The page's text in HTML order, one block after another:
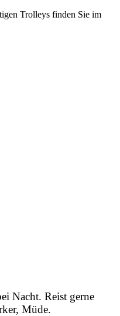
Trolleys finden Sie im
Nacht. Reist gerne
Müde.